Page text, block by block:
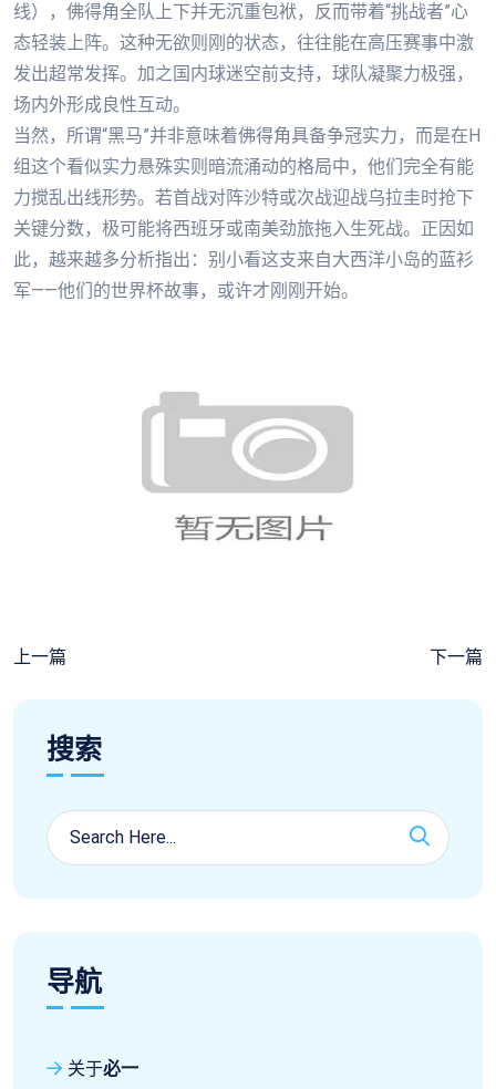
线），佛得角全队上下并无沉重包袱，反而带着“挑战者”心
态轻装上阵。这种无欲则刚的状态，往往能在高压赛事中激
发出超常发挥。加之国内球迷空前支持，球队凝聚力极强，
场内外形成良性互动。
当然，所谓“黑马”并非意味着佛得角具备争冠实力，而是在H
组这个看似实力悬殊实则暗流涌动的格局中，他们完全有能
力搅乱出线形势。若首战对阵沙特或次战迎战乌拉圭时抢下
关键分数，极可能将西班牙或南美劲旅拖入生死战。正因如
此，越来越多分析指出：别小看这支来自大西洋小岛的蓝衫
军——他们的世界杯故事，或许才刚刚开始。
上一篇 下一篇
搜索
导航
关于必一